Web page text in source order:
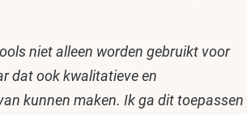
niet alleen worden gebruikt voor
dat ook kwalitatieve en
kunnen maken. Ik ga dit toepassen